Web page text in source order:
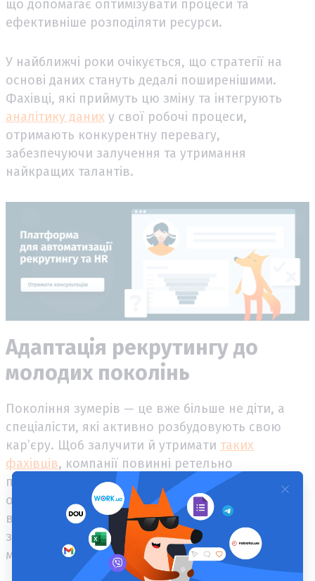
що допомагає оптимізувати процеси та
ефективніше розподіляти ресурси.
У найближчі роки очікується, що стратегії на
основі даних стануть дедалі поширенішими.
Фахівці, які приймуть цю зміну та інтегрують
аналітику даних у свої робочі процеси,
отримають конкурентну перевагу,
забезпечуючи залучення та утримання
найкращих талантів.
Адаптація рекрутингу до
молодих поколінь
Покоління зумерів — це вже більше не діти, а
спеціалісти, які активно розбудовують свою
кар’єру. Щоб залучити й утримати таких
фахівців, компанії повинні ретельно
проаналізувати їхні особливі потреби й
очікування. Молодь надає перевагу роботі, яка
відповідає їхнімцінностям. Крім того, вони
значною мірою покладаються на соціальні
мережі для пошуку роботи та комунікації.